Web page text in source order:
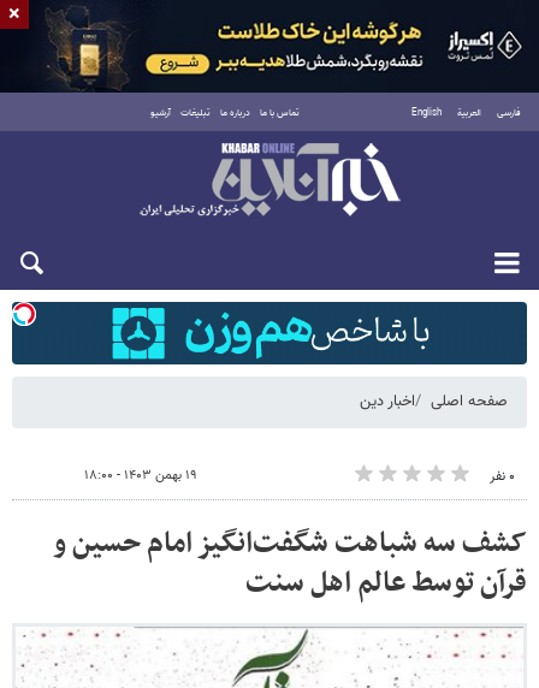
فارسی العربية English تماس با ما درباره ما تبلیغات آرشیو
شنبه ۱۷ مرداد ۱۴۰۵
صفحه اصلی اخبار دین
۰ نفر ۱۹ بهمن ۱۴۰۳ - ۱۸:۰۰
کشف سه شباهت شگفت‌انگیز امام حسین و
قرآن توسط عالم اهل سنت
×